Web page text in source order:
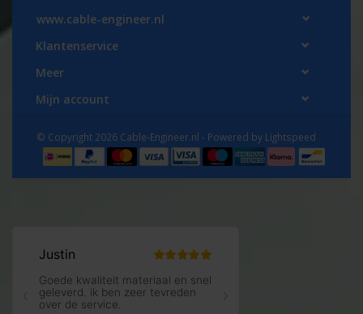
www.cable-engineer.nl
Klantenservice
Meer
Mijn account
© Copyright 2026 Cable-Engineer.nl - Powered by Lightspeed